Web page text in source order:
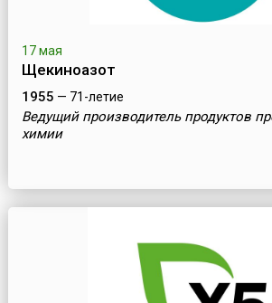
17 мая
Щекиноазот
1955 — 71-летие
Ведущий производитель продуктов
химии